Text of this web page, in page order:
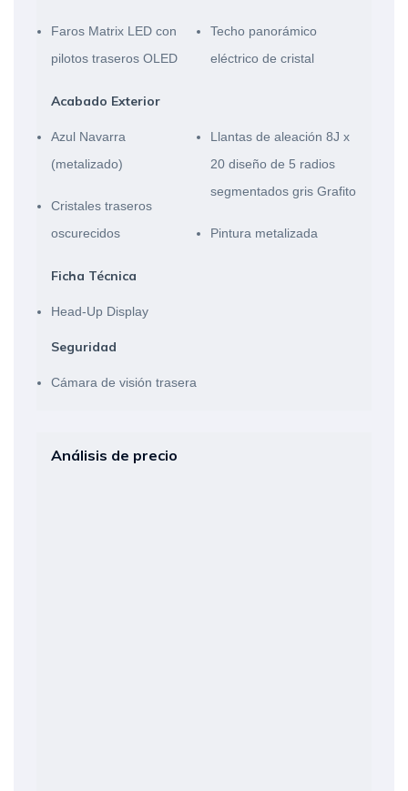
Faros Matrix LED con
pilotos traseros OLED
Techo panorámico
eléctrico de cristal
Acabado Exterior
Azul Navarra
(metalizado)
Cristales traseros
oscurecidos
Llantas de aleación 8J x
20 diseño de 5 radios
segmentados gris Grafito
Pintura metalizada
Ficha Técnica
Head-Up Display
Seguridad
Cámara de visión trasera
Análisis de precio